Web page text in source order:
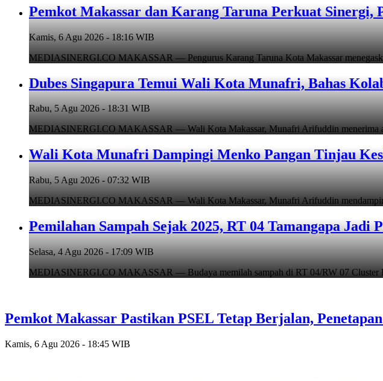
Pemkot Makassar dan Karang Taruna Perkuat Sinergi,
Kamis, 6 Agu 2026 - 18:16 WIB
MEDIASINERGI.CO MAKASSAR — Pengurus Karang Taruna Kota Makassar
Dubes Singapura Temui Wali Kota Munafri, Bahas
Rabu, 5 Agu 2026 - 18:31 WIB
MEDIASINERGI.CO MAKASSAR — Wali Kota Makassar, Munafri Arifuddin menerima
Wali Kota Munafri Dampingi Menko Pangan Tinjau
Rabu, 5 Agu 2026 - 07:32 WIB
MEDIASINERGI.CO MAKASSAR — Wali Kota Makassar, Munafri Arifuddin
Pemilahan Sampah Sejak 2025, RT 04 Tamangapa
Selasa, 4 Agu 2026 - 17:09 WIB
MEDIASINERGI.CO MAKASSAR — Budaya memilah sampah di RT 04/RW 07 Cluster
Pemkot Makassar Pastikan PSEL Tetap Berjalan,
Kamis, 6 Agu 2026 - 18:45 WIB